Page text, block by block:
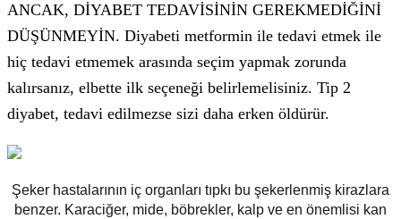
ANCAK, DİYABET TEDAVİSİNİN GEREKMEDİĞİNİ
DÜŞÜNMEYİN. Diyabeti metformin ile tedavi etmek ile
hiç tedavi etmemek arasında seçim yapmak zorunda
kalırsanız, elbette ilk seçeneği belirlemelisiniz. Tip 2
diyabet, tedavi edilmezse sizi daha erken öldürür.
Şeker hastalarının iç organları tıpkı bu şekerlenmiş kirazlara
benzer. Karaciğer, mide, böbrekler, kalp ve en önemlisi kan